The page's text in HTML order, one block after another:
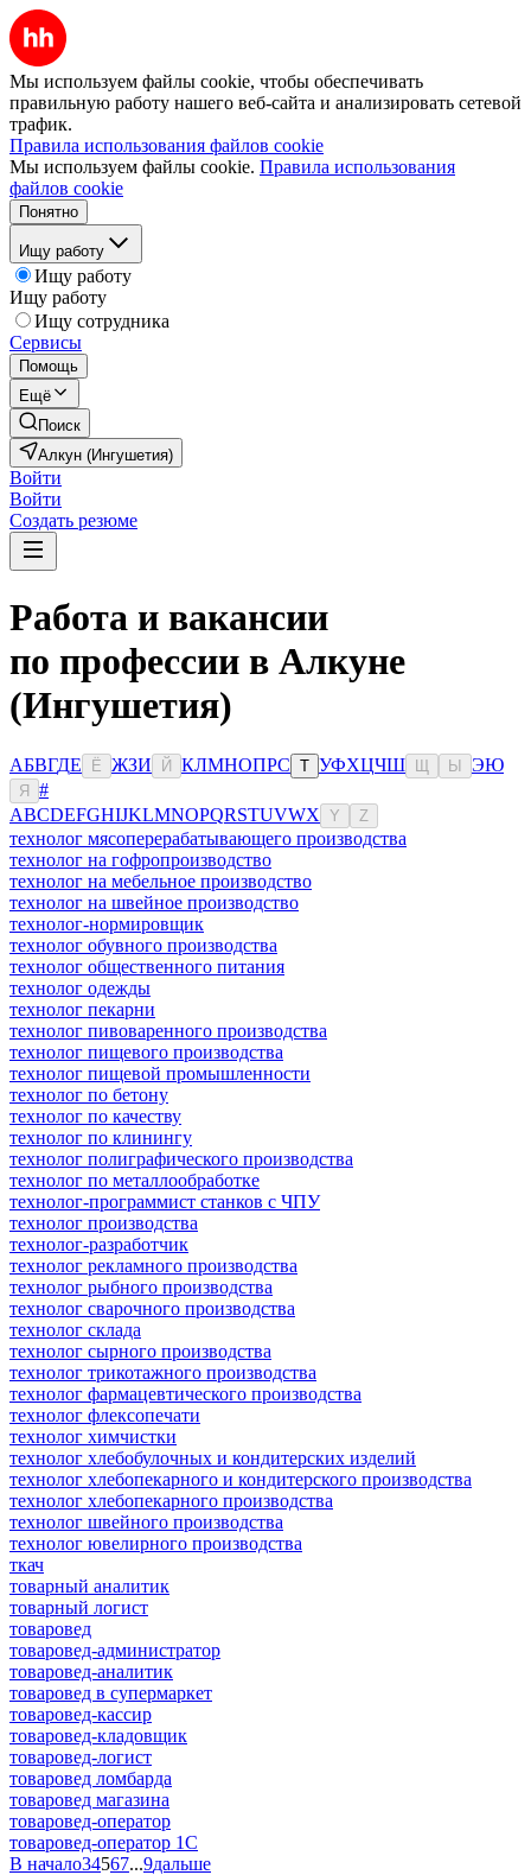
Мы используем файлы cookie, чтобы обеспечивать
правильную работу нашего веб-сайта и анализировать сетевой
трафик.
Правила использования файлов cookie
Мы используем файлы cookie. Правила использования
файлов cookie
Понятно
Ищу работу
Ищу работу
Ищу работу
Ищу сотрудника
Сервисы
Помощь
Ещё
Поиск
Алкун (Ингушетия)
Войти
Войти
Создать резюме
Работа и вакансии
по профессии в Алкуне
(Ингушетия)
АБВГДЕ Ё ЖЗИ Й КЛМНОПРС Т УФХЦЧШ Ы ЭЮ
Я
#
ABCDEFGHIJKLMNOPQRSTUVWX Y Z
технолог мясоперерабатывающего производства
технолог на гофропроизводство
технолог на мебельное производство
технолог на швейное производство
технолог-нормировщик
технолог обувного производства
технолог общественного питания
технолог одежды
технолог пекарни
технолог пивоваренного производства
технолог пищевого производства
технолог пищевой промышленности
технолог по бетону
технолог по качеству
технолог по клинингу
технолог полиграфического производства
технолог по металлообработке
технолог-программист станков с ЧПУ
технолог производства
технолог-разработчик
технолог рекламного производства
технолог рыбного производства
технолог сварочного производства
технолог склада
технолог сырного производства
технолог трикотажного производства
технолог фармацевтического производства
технолог флексопечати
технолог химчистки
технолог хлебобулочных и кондитерских изделий
технолог хлебопекарного и кондитерского производства
технолог хлебопекарного производства
технолог швейного производства
технолог ювелирного производства
ткач
товарный аналитик
товарный логист
товаровед
товаровед-администратор
товаровед-аналитик
товаровед в супермаркет
товаровед-кассир
товаровед-кладовщик
товаровед-логист
товаровед ломбарда
товаровед магазина
товаровед-оператор
товаровед-оператор 1С
В начало34567...9дальше